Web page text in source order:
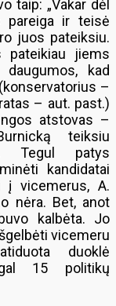
taip: „Vakar dėl
pareiga ir teisė
juos pateiksiu.
pateikiau jiems
kad
–
– aut. past.)
atstovas –
teiksiu
Tegul patys
kandidatai
į vicemerus, A.
nėra. Bet, anot
kalbėta. Jo
vicemeru
duoklė
15 politikų